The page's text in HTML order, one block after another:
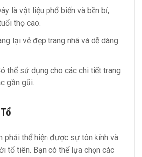
là vật liệu phổ biến và bền bỉ,
thọ cao.
lại vẻ đẹp trang nhã và dễ dàng
thể sử dụng cho các chi tiết trang
gần gũi.
phải thể hiện được sự tôn kính và
tổ tiên. Bạn có thể lựa chọn các